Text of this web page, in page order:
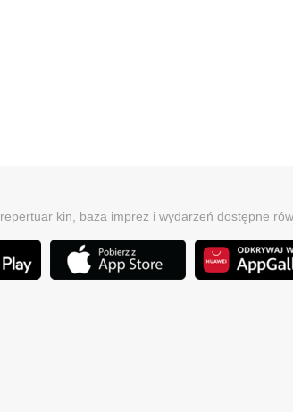
repertuar kin, baza imprez i wydarzeń dostępne